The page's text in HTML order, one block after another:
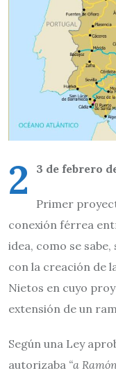
2 3 de febrero
Primer
conexión férrea
idea, como se
con la creación de
Nietos en cuyo
extensión de un
Según una Ley
autorizaba “a